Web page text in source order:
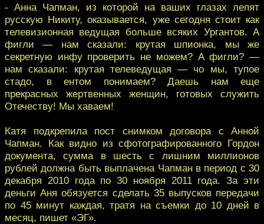
- Анна Чапман, из которой на ваших глазах лепят
русскую Никиту, оказывается, уже сегодня стоит как
телевизионная ведущая больше всяких Ургантов. А
фигли — нам сказали: крутая шпионка, мы же
секретную инфу проверить не можем? А фигли? —
нам сказали: крутая телеведущая — чо мы, тупое
стадо, в ентом понимаем? Даешь нам еще
прекрасных жертвенных женщин, готовых служить
Отечеству! Мы хаваем!
Катя подкрепила пост снимком договора с Анной
Чапман. Как видно из сфотографированного Гордон
документа, сумма в шесть с лишним миллионов
рублей должна быть выплачена Чапман в период с 30
декабря 2010 года по 30 ноября 2011 года. За эти
деньги Аня обязуется сделать 35 выпусков передачи
по 45 минут каждая, тратя на съемки до 10 дней в
месяц, пишет «ЭГ».